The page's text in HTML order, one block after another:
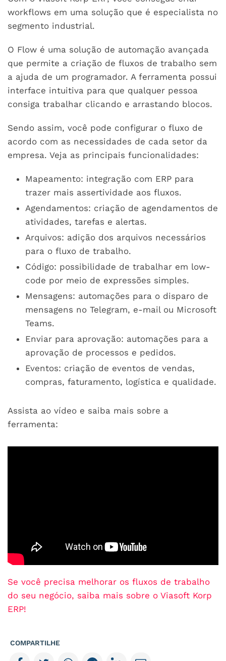
workflows em uma solução que é especialista no
segmento industrial.
O Flow é uma solução de automação avançada
que permite a criação de fluxos de trabalho sem
a ajuda de um programador. A ferramenta possui
interface intuitiva para que qualquer pessoa
consiga trabalhar clicando e arrastando blocos.
Sendo assim, você pode configurar o fluxo de
acordo com as necessidades de cada setor da
empresa. Veja as principais funcionalidades:
Mapeamento: integração com ERP para
trazer mais assertividade aos fluxos.
Agendamentos: criação de agendamentos de
atividades, tarefas e alertas.
Arquivos: adição dos arquivos necessários
para o fluxo de trabalho.
Código: possibilidade de trabalhar em low-
code por meio de expressões simples.
Mensagens: automações para o disparo de
mensagens no Telegram, e-mail ou Microsoft
Teams.
Enviar para aprovação: automações para a
aprovação de processos e pedidos.
Eventos: criação de eventos de vendas,
compras, faturamento, logística e qualidade.
Assista ao vídeo e saiba mais sobre a
ferramenta:
Se você precisa melhorar os fluxos de trabalho
do seu negócio, saiba mais sobre o Viasoft Korp
ERP!
COMPARTILHE